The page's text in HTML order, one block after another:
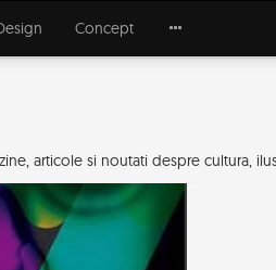
Concept
articole si noutati despre cultura,